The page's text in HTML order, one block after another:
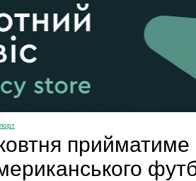
Інструктора районного ТЦК на
прийматиме